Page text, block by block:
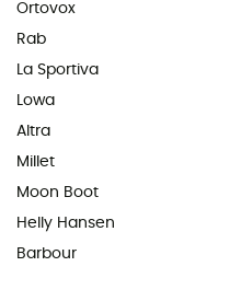
Ortovox
Rab
La Sportiva
Lowa
Altra
Millet
Moon Boot
Helly Hansen
Barbour